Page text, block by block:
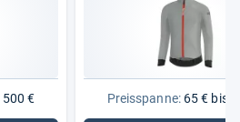
€ Preisspanne:65 € bis